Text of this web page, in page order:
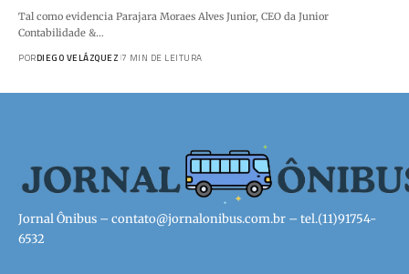
Tal como evidencia Parajara Moraes Alves Junior, CEO da Junior
Contabilidade &…
PORDIEGO VELÁZQUEZ 7 MIN DE LEITURA
Jornal Ônibus – contato@jornalonibus.com.br – tel.(11)91754-
6532